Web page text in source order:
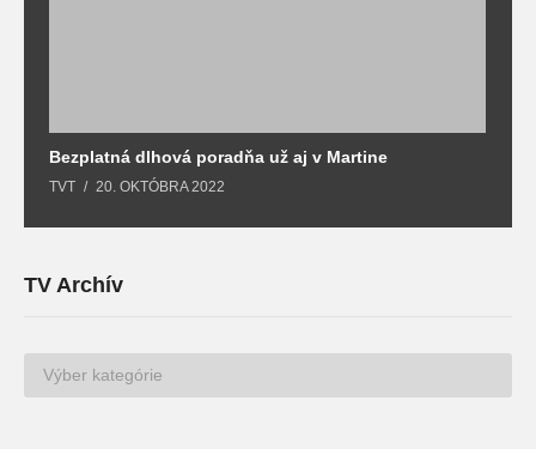
Bezplatná dlhová poradňa už aj v Martine
TVT 20. OKTÓBRA 2022
TV Archív
TV
Archív